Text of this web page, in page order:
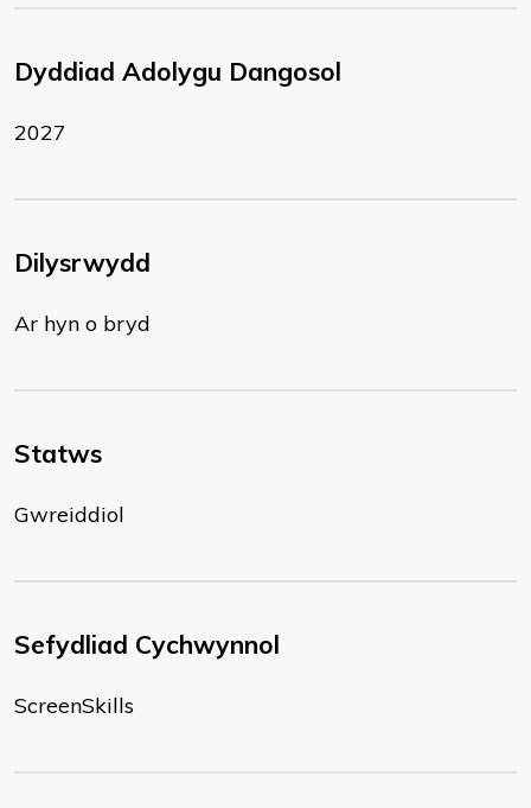
Dyddiad Adolygu Dangosol
2027
Dilysrwydd
Ar hyn o bryd
Statws
Gwreiddiol
Sefydliad Cychwynnol
ScreenSkills